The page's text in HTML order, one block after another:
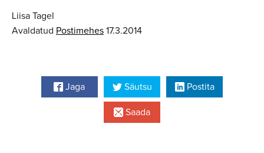
Liisa Tagel
Avaldatud Postimehes 17.3.2014
Jaga Säutsu Postita
Saada